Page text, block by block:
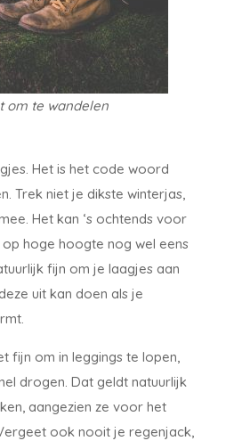
om te wandelen
Het is het code woord
Trek niet je dikste winterjas,
Het kan ‘s ochtends voor
hoge hoogte nog wel eens
fijn om je laagjes aan
uit kan doen als je
fijn om in leggings te lopen,
drogen. Dat geldt natuurlijk
aangezien ze voor het
ook nooit je regenjack,